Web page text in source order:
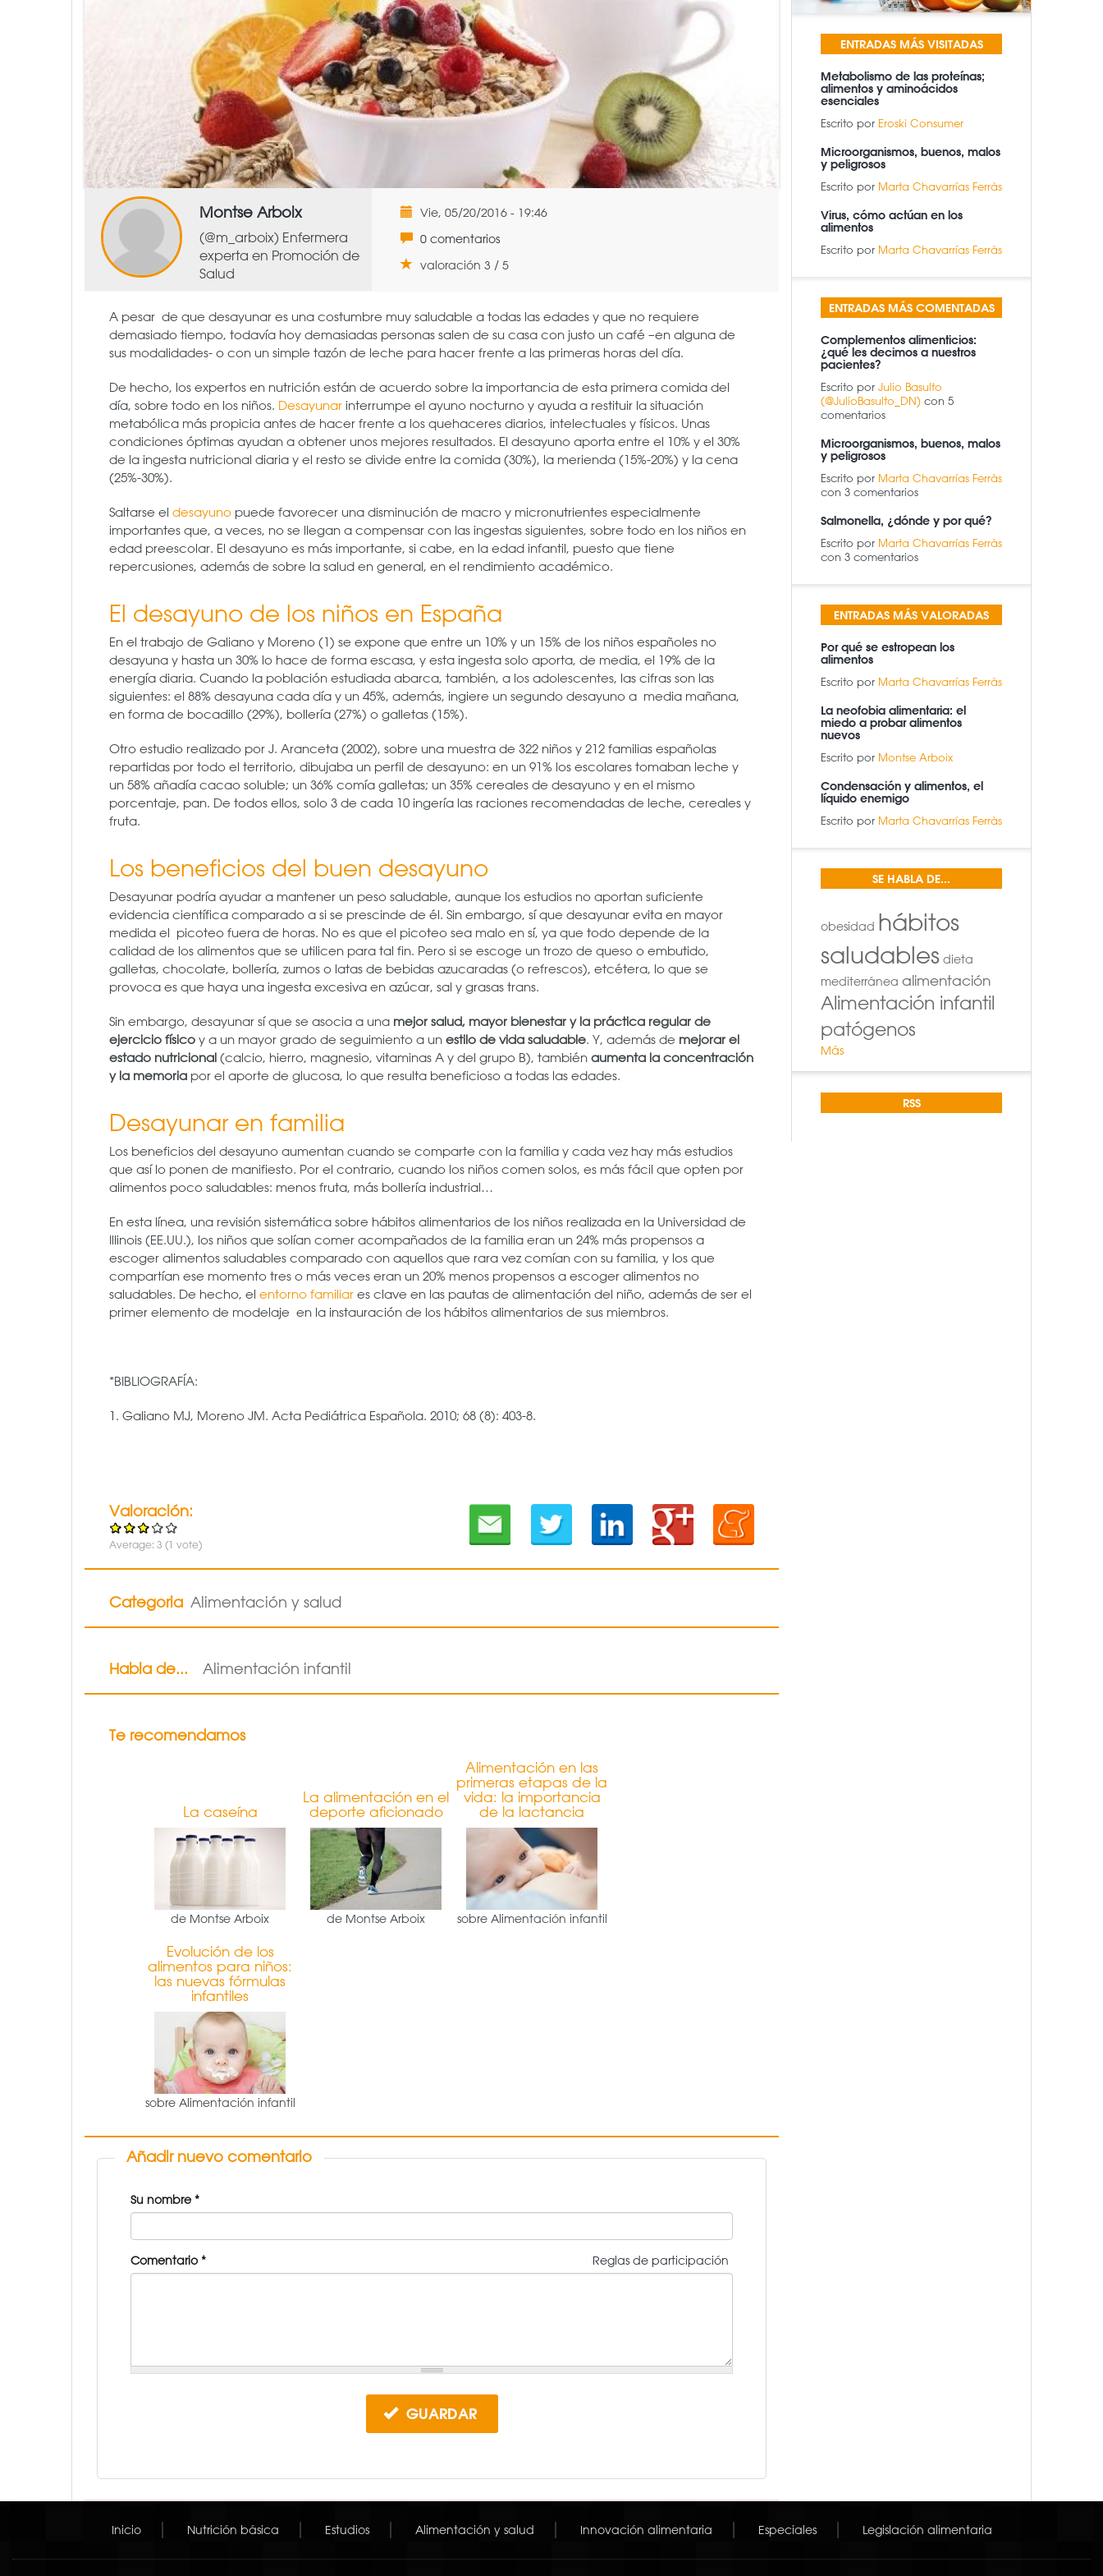
Montse Arboix
(@m_arboix) Enfermera
experta en Promoción de
Salud
Vie, 05/20/2016 - 19:46
0 comentarios
valoración 3 / 5
A pesar de que desayunar es una costumbre muy saludable a todas las edades y que no requiere
demasiado tiempo, todavía hoy demasiadas personas salen de su casa con justo un café –en alguna de
sus modalidades- o con un simple tazón de leche para hacer frente a las primeras horas del día.
De hecho, los expertos en nutrición están de acuerdo sobre la importancia de esta primera comida del
día, sobre todo en los niños. Desayunar interrumpe el ayuno nocturno y ayuda a restituir la situación
metabólica más propicia antes de hacer frente a los quehaceres diarios, intelectuales y físicos. Unas
condiciones óptimas ayudan a obtener unos mejores resultados. El desayuno aporta entre el 10% y el 30%
de la ingesta nutricional diaria y el resto se divide entre la comida (30%), la merienda (15%-20%) y la cena
(25%-30%).
Saltarse el desayuno puede favorecer una disminución de macro y micronutrientes especialmente
importantes que, a veces, no se llegan a compensar con las ingestas siguientes, sobre todo en los niños en
edad preescolar. El desayuno es más importante, si cabe, en la edad infantil, puesto que tiene
repercusiones, además de sobre la salud en general, en el rendimiento académico.
El desayuno de los niños en España
En el trabajo de Galiano y Moreno (1) se expone que entre un 10% y un 15% de los niños españoles no
desayuna y hasta un 30% lo hace de forma escasa, y esta ingesta solo aporta, de media, el 19% de la
energía diaria. Cuando la población estudiada abarca, también, a los adolescentes, las cifras son las
siguientes: el 88% desayuna cada día y un 45%, además, ingiere un segundo desayuno a media mañana,
en forma de bocadillo (29%), bollería (27%) o galletas (15%).
Otro estudio realizado por J. Aranceta (2002), sobre una muestra de 322 niños y 212 familias españolas
repartidas por todo el territorio, dibujaba un perfil de desayuno: en un 91% los escolares tomaban leche y
un 58% añadía cacao soluble; un 36% comía galletas; un 35% cereales de desayuno y en el mismo
porcentaje, pan. De todos ellos, solo 3 de cada 10 ingería las raciones recomendadas de leche, cereales y
fruta.
Los beneficios del buen desayuno
Desayunar podría ayudar a mantener un peso saludable, aunque los estudios no aportan suficiente
evidencia científica comparado a si se prescinde de él. Sin embargo, sí que desayunar evita en mayor
medida el picoteo fuera de horas. No es que el picoteo sea malo en sí, ya que todo depende de la
calidad de los alimentos que se utilicen para tal fin. Pero si se escoge un trozo de queso o embutido,
galletas, chocolate, bollería, zumos o latas de bebidas azucaradas (o refrescos), etcétera, lo que se
provoca es que haya una ingesta excesiva en azúcar, sal y grasas trans.
Sin embargo, desayunar sí que se asocia a una mejor salud, mayor bienestar y la práctica regular de
ejercicio físico y a un mayor grado de seguimiento a un estilo de vida saludable. Y, además de mejorar el
estado nutricional (calcio, hierro, magnesio, vitaminas A y del grupo B), también aumenta la concentración
y la memoria por el aporte de glucosa, lo que resulta beneficioso a todas las edades.
Desayunar en familia
Los beneficios del desayuno aumentan cuando se comparte con la familia y cada vez hay más estudios
que así lo ponen de manifiesto. Por el contrario, cuando los niños comen solos, es más fácil que opten por
alimentos poco saludables: menos fruta, más bollería industrial…
En esta línea, una revisión sistemática sobre hábitos alimentarios de los niños realizada en la Universidad de
Illinois (EE.UU.), los niños que solían comer acompañados de la familia eran un 24% más propensos a
escoger alimentos saludables comparado con aquellos que rara vez comían con su familia, y los que
compartían ese momento tres o más veces eran un 20% menos propensos a escoger alimentos no
saludables. De hecho, el entorno familiar es clave en las pautas de alimentación del niño, además de ser el
primer elemento de modelaje en la instauración de los hábitos alimentarios de sus miembros.
*BIBLIOGRAFÍA:
1. Galiano MJ, Moreno JM. Acta Pediátrica Española. 2010; 68 (8): 403-8.
Valoración:
Average: 3 (1 vote)
Categoria Alimentación y salud
Habla de... Alimentación infantil
Te recomendamos
La caseína
de Montse Arboix
La alimentación en el
deporte aficionado
de Montse Arboix
Alimentación en las
primeras etapas de la
vida: la importancia
de la lactancia
sobre Alimentación infantil
Evolución de los
alimentos para niños:
las nuevas fórmulas
infantiles
sobre Alimentación infantil
Añadir nuevo comentario
Su nombre *
Reglas de participación
Comentario*
GUARDAR
ENTRADAS MÁS VISITADAS
Metabolismo de las proteínas;
alimentos y aminoácidos
esenciales
Escrito por Eroski Consumer
Microorganismos, buenos, malos
y peligrosos
Escrito por Marta Chavarrías Ferràs
Virus, cómo actúan en los
alimentos
Escrito por Marta Chavarrías Ferràs
ENTRADAS MÁS COMENTADAS
Complementos alimenticios:
¿qué les decimos a nuestros
pacientes?
Escrito por Julio Basulto
(@JulioBasulto_DN) con 5
comentarios
Microorganismos, buenos, malos
y peligrosos
Escrito por Marta Chavarrías Ferràs
con 3 comentarios
Salmonella, ¿dónde y por qué?
Escrito por Marta Chavarrías Ferràs
con 3 comentarios
ENTRADAS MÁS VALORADAS
Por qué se estropean los
alimentos
Escrito por Marta Chavarrías Ferràs
La neofobia alimentaria: el
miedo a probar alimentos
nuevos
Escrito por Montse Arboix
Condensación y alimentos, el
líquido enemigo
Escrito por Marta Chavarrías Ferràs
SE HABLA DE...
obesidad hábitos
saludables dieta
mediterránea alimentación
Alimentación infantil
patógenos
Más
RSS
Inicio Nutrición básica Estudios Alimentación y salud Innovación alimentaria Especiales Legislación alimentaria